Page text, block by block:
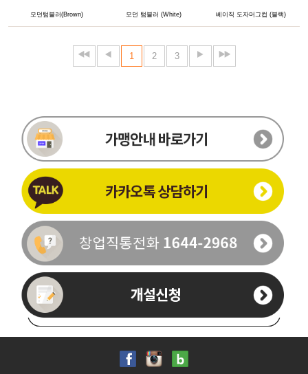
모던텀블러(Brown) 모던 텀블러 (White) 베이직 도자머그컵 (블랙)
1 2 3
이름
- -